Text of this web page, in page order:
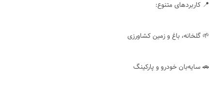
📍 کاربردهای متنوع:
🌱 گلخانه، باغ و زمین کشاورزی
🚗 سایه‌بان خودرو و پارکینگ